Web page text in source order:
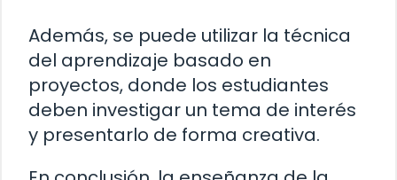
Además, se puede utilizar la técnica
del aprendizaje basado en
proyectos, donde los estudiantes
deben investigar un tema de interés
y presentarlo de forma creativa.